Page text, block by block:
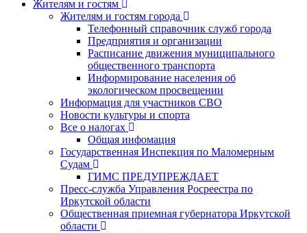
Жителям и гостям
Жителям и гостям города
Телефонный справочник служб города
Предприятия и организации
Расписание движения муниципального
общественного транспорта
Информирование населения об
экологическом просвещении
Информация для участников СВО
Новости культуры и спорта
Все о налогах
Общая инфомация
Государственная Инспекция по Маломерным
Судам
ГИМС ПРЕДУПРЕЖДАЕТ
Пресс-служба Управления Росреестра по
Иркутской области
Общественная приемная губернатора Иркутской
области